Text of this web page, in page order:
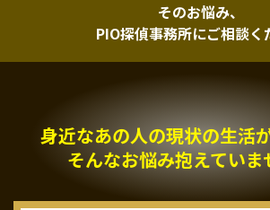
そのお悩み、
PIO探偵事務所にご相談く
身近なあの人の現状の生活
そんなお悩み抱えていま